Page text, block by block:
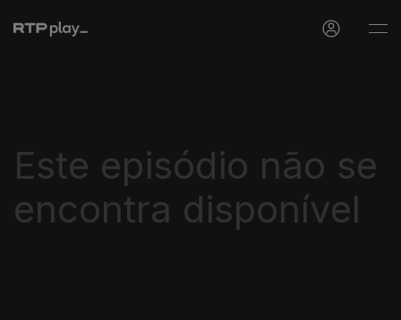
Este episódio não se
encontra disponível